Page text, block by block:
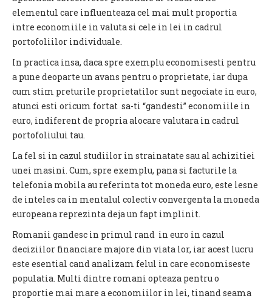
elementul care influenteaza cel mai mult proportia
intre economiile in valuta si cele in lei in cadrul
portofoliilor individuale.
In practica insa, daca spre exemplu economisesti pentru
a pune deoparte un avans pentru o proprietate, iar dupa
cum stim preturile proprietatilor sunt negociate in euro,
atunci esti oricum fortat sa-ti “gandesti” economiile in
euro, indiferent de propria alocare valutara in cadrul
portofoliului tau.
La fel si in cazul studiilor in strainatate sau al achizitiei
unei masini. Cum, spre exemplu, pana si facturile la
telefonia mobila au referinta tot moneda euro, este lesne
de inteles ca in mentalul colectiv convergenta la moneda
europeana reprezinta deja un fapt implinit.
Romanii gandesc in primul rand in euro in cazul
deciziilor financiare majore din viata lor, iar acest lucru
este esential cand analizam felul in care economiseste
populatia. Multi dintre romani opteaza pentru o
proportie mai mare a economiilor in lei, tinand seama